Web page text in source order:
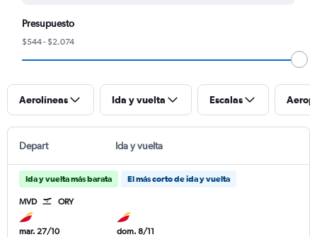
Presupuesto
$544 - $2.074
Aerolíneas Ida y vuelta Escalas
Depart Ida y vuelta
Ida y vuelta más barata El más corto de ida y vuelta
MVD ORY
mar. 27/10
dom. 8/11